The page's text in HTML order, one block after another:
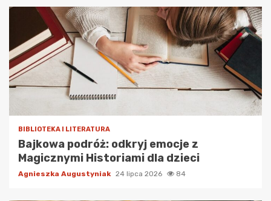
BIBLIOTEKA I LITERATURA
Bajkowa podróż: odkryj emocje z
Magicznymi Historiami dla dzieci
Agnieszka Augustyniak 24 lipca 2026 84